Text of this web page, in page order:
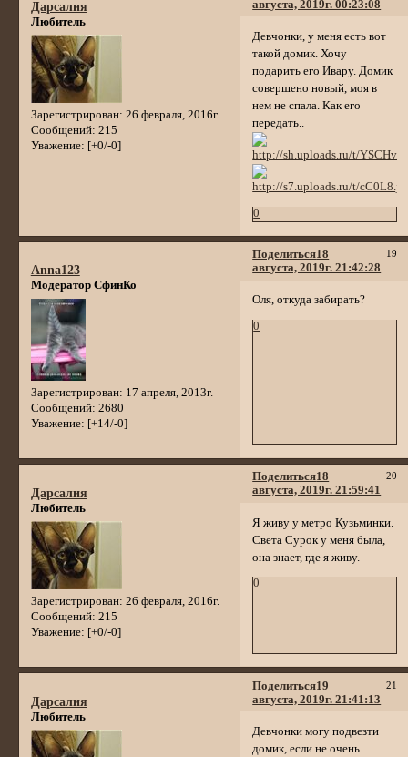
августа, 2019г. 00:23:08
Дарсалия
Любитель
Зарегистрирован: 26 февраля, 2016г.
Сообщений: 215
Уважение: [+0/-0]
Девчонки, у меня есть вот
такой домик. Хочу
подарить его Ивару. Домик
совершено новый, моя в
нем не спала. Как его
передать..
0
Поделиться 19
18
августа, 2019г. 21:42:28
Anna123
Модератор СфинКо
Зарегистрирован: 17 апреля, 2013г.
Сообщений: 2680
Уважение: [+14/-0]
Оля, откуда забирать?
0
Поделиться 20
18
августа, 2019г. 21:59:41
Дарсалия
Любитель
Зарегистрирован: 26 февраля, 2016г.
Сообщений: 215
Уважение: [+0/-0]
Я живу у метро Кузьминки.
Света Сурок у меня была,
она знает, где я живу.
0
Поделиться 21
19
августа, 2019г. 21:41:13
Дарсалия
Любитель
Девчонки могу подвезти
домик, если не очень